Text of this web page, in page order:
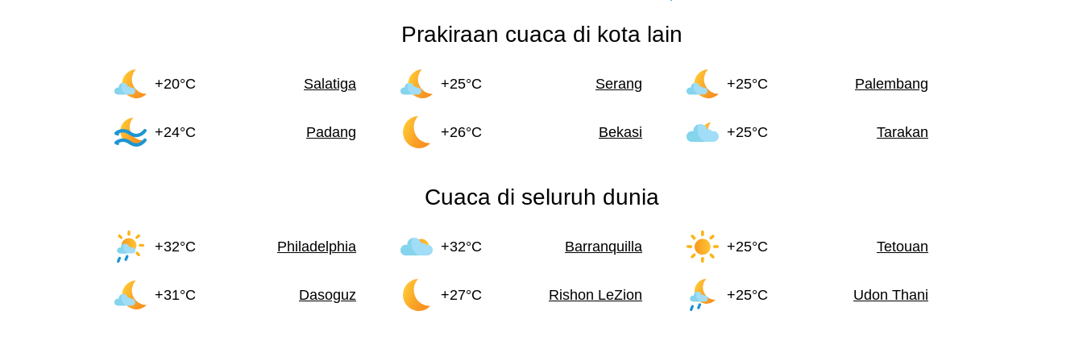
Prakiraan cuaca di kota lain
+20°C Salatiga +25°C Serang +25°C Palembang
+24°C Padang +26°C Bekasi +25°C Tarakan
Cuaca di seluruh dunia
+32°C Philadelphia +32°C Barranquilla +25°C Tetouan
+31°C Dasoguz +27°C Rishon LeZion +25°C Udon Thani